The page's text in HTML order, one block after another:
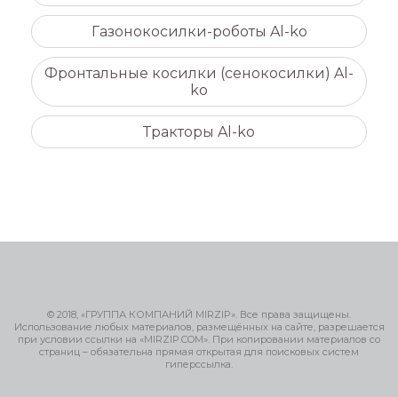
Газонокосилки-роботы Al-ko
Фронтальные косилки (сенокосилки) Al-
ko
Тракторы Al-ko
© 2018, «ГРУППА КОМПАНИЙ MIRZIP». Все права защищены.
Использование любых материалов, размещённых на сайте, разрешается
при условии ссылки на «MIRZIP.COM». При копировании материалов со
страниц – обязательна прямая открытая для поисковых систем
гиперссылка.